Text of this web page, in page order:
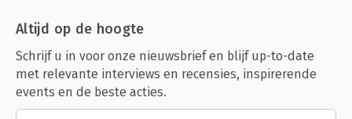
Altijd op de hoogte
Schrijf u in voor onze nieuwsbrief en blijf up-to-date
met relevante interviews en recensies, inspirerende
events en de beste acties.